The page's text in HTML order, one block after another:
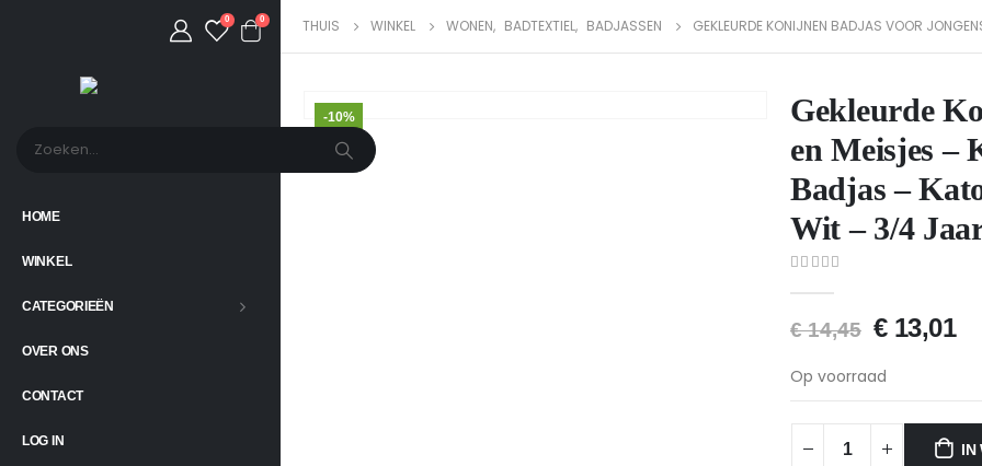
0 0
HOME
WINKEL
CATEGORIEËN
OVER ONS
CONTACT
LOG IN
THUIS WINKEL WONEN, BADTEXTIEL, BADJASSEN GEKLEURDE KONIJNEN BADJAS VOOR
-10%
Gekleurde
en Meisjes –
Badjas –
Wit – 3/4
€14,45 €13,01
Op voorraad
IN